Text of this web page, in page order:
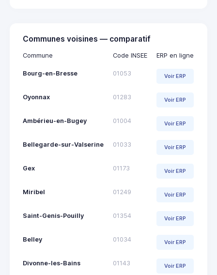
Communes voisines — comparatif
Commune Code INSEE ERP en ligne
Bourg-en-Bresse 01053 Voir ERP
Oyonnax 01283 Voir ERP
Ambérieu-en-Bugey 01004 Voir ERP
Bellegarde-sur-Valserine 01033 Voir ERP
Gex 01173 Voir ERP
Miribel 01249 Voir ERP
Saint-Genis-Pouilly 01354 Voir ERP
Belley 01034 Voir ERP
Divonne-les-Bains 01143 Voir ERP